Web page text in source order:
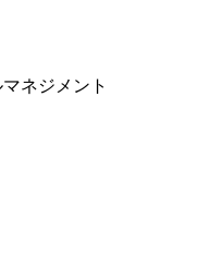
ネジメント